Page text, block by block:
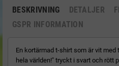
BESKRIVNING DETALJER
GSPR INFORMATION
En kortärmad t-shirt som är vit
hela världen!" tryckt i svart och rött